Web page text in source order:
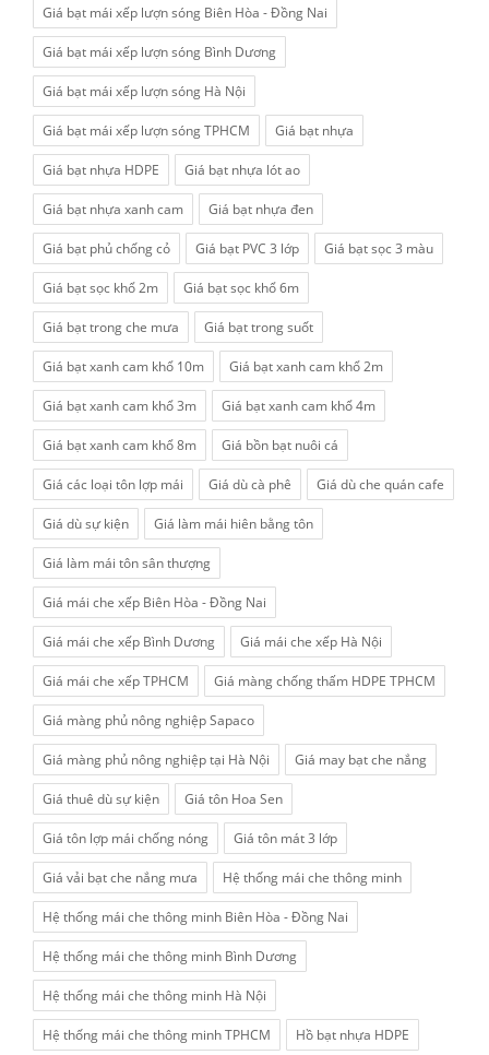
Giá bạt mái xếp lượn sóng Biên Hòa - Đồng Nai
Giá bạt mái xếp lượn sóng Bình Dương
Giá bạt mái xếp lượn sóng Hà Nội
Giá bạt mái xếp lượn sóng TPHCM Giá bạt nhựa
Giá bạt nhựa HDPE Giá bạt nhựa lót ao
Giá bạt nhựa xanh cam Giá bạt nhựa đen
Giá bạt phủ chống cỏ Giá bạt PVC 3 lớp Giá bạt sọc 3 màu
Giá bạt sọc khổ 2m Giá bạt sọc khổ 6m
Giá bạt trong che mưa Giá bạt trong suốt
Giá bạt xanh cam khổ 10m Giá bạt xanh cam khổ 2m
Giá bạt xanh cam khổ 3m Giá bạt xanh cam khổ 4m
Giá bạt xanh cam khổ 8m Giá bồn bạt nuôi cá
Giá các loại tôn lợp mái Giá dù cà phê Giá dù che quán cafe
Giá dù sự kiện Giá làm mái hiên bằng tôn
Giá làm mái tôn sân thượng
Giá mái che xếp Biên Hòa - Đồng Nai
Giá mái che xếp Bình Dương Giá mái che xếp Hà Nội
Giá mái che xếp TPHCM Giá màng chống thấm HDPE TPHCM
Giá màng phủ nông nghiệp Sapaco
Giá màng phủ nông nghiệp tại Hà Nội Giá may bạt che nắng
Giá thuê dù sự kiện Giá tôn Hoa Sen
Giá tôn lợp mái chống nóng Giá tôn mát 3 lớp
Giá vải bạt che nắng mưa Hệ thống mái che thông minh
Hệ thống mái che thông minh Biên Hòa - Đồng Nai
Hệ thống mái che thông minh Bình Dương
Hệ thống mái che thông minh Hà Nội
Hệ thống mái che thông minh TPHCM Hồ bạt nhựa HDPE